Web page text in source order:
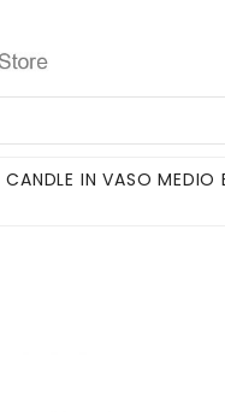
CANDLE IN VASO MEDIO